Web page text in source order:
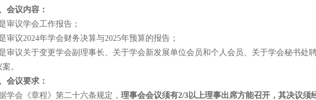
会议内容：
审议学会工作报告；
审议2024年学会财务决算与2025年预算的报告；
审议关于变更学会副理事长、关于学会新发展单位会员和个人会员、关于学会秘书处
。
会议要求：
学会《章程》第二十六条规定， 理事会会议须有2/3以上理事出席方能召开，其决议须